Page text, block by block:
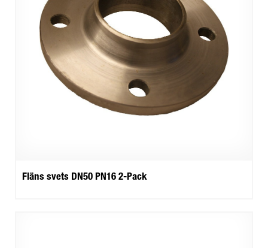
Fläns svets DN50 PN16 2-Pack